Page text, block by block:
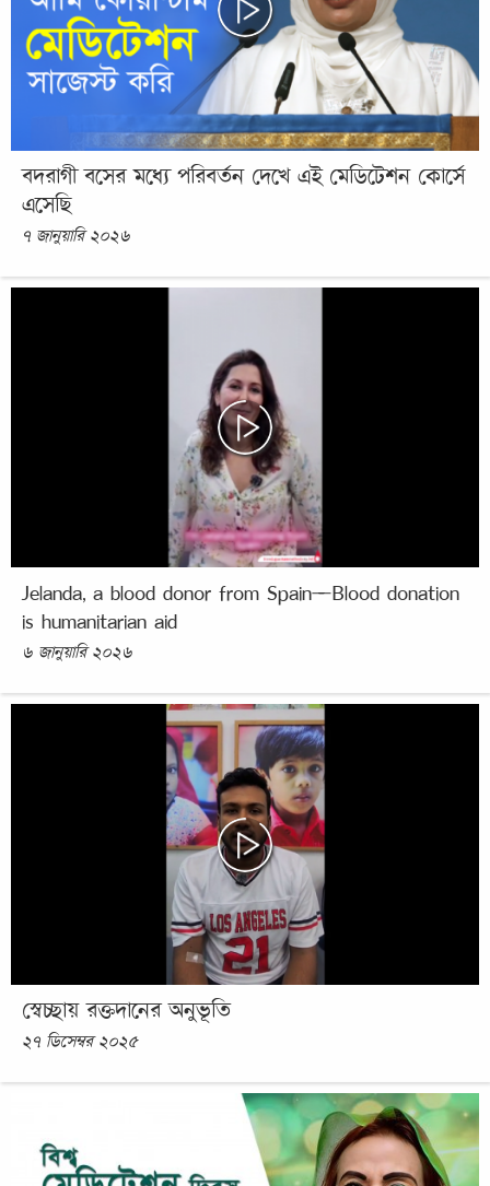
বদরাগী বসের মধ্যে পরিবর্তন দেখে এই মেডিটেশন কোর্সে
এসেছি
৭ জানুয়ারি ২০২৬
Jelanda, a blood donor from Spain—Blood donation
is humanitarian aid
৬ জানুয়ারি ২০২৬
স্বেচ্ছায় রক্তদানের অনুভূতি
২৭ ডিসেম্বর ২০২৫